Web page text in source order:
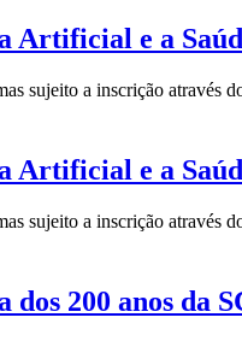
Artificial e a
sujeito a inscrição através
Artificial e a
sujeito a inscrição através
dos 200 anos da